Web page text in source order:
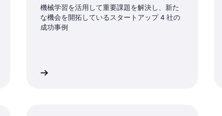
機械学習を活用して重要課題を解決し、新た
な機会を開拓しているスタートアップ 4 社の
成功事例